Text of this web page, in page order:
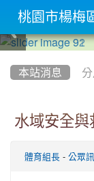
本站消息
水域安全與
體育組長 - 公眾
桃園市楊梅